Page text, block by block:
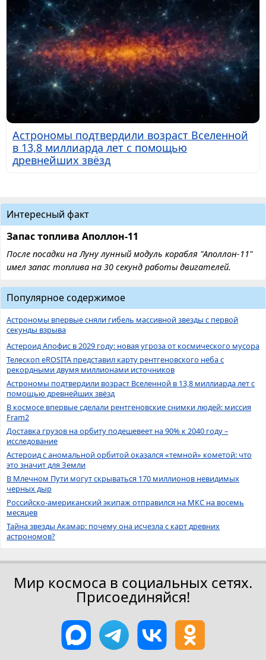
Астрономы подтвердили возраст Вселенной
в 13,8 миллиарда лет с помощью
древнейших звёзд
Интересный факт
Запас топлива Аполлон-11
После посадки на Луну лунный модуль корабля "Аполлон-11"
имел запас топлива на 30 секунд работы двигателей.
Популярное содержимое
Астрономы впервые сняли гибель массивной звезды с первой
секунды взрыва
Астероид Апофис в 2029 году: новая угроза от космического мусора
Телескоп eROSITA представил карту рентгеновского неба с
рекордными двумя миллионами источников
Астрономы подтвердили возраст Вселенной в 13,8 миллиарда лет с
помощью древнейших звёзд
В космосе впервые сделали рентгеновские снимки людей: миссия
Fram2
Доставка грузов на орбиту подешевеет на 90% к 2040 году –
исследование
Астероид с аномальной орбитой оказался «темной» кометой: что
это значит для Земли
В Млечном Пути могут скрываться 170 миллионов невидимых
черных дыр
Российско-американский экипаж отправился на МКС на восемь
месяцев
Тайна звезды Акамар: почему она исчезла с карт древних
астрономов?
Мир космоса в социальных сетях.
Присоединяйся!